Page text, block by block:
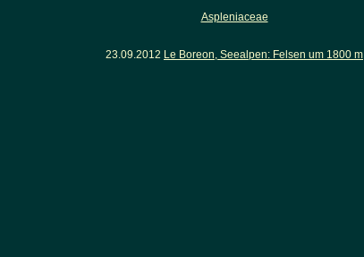
Aspleniaceae
23.09.2012 Le Boreon, Seealpen: Felsen um 1800 m